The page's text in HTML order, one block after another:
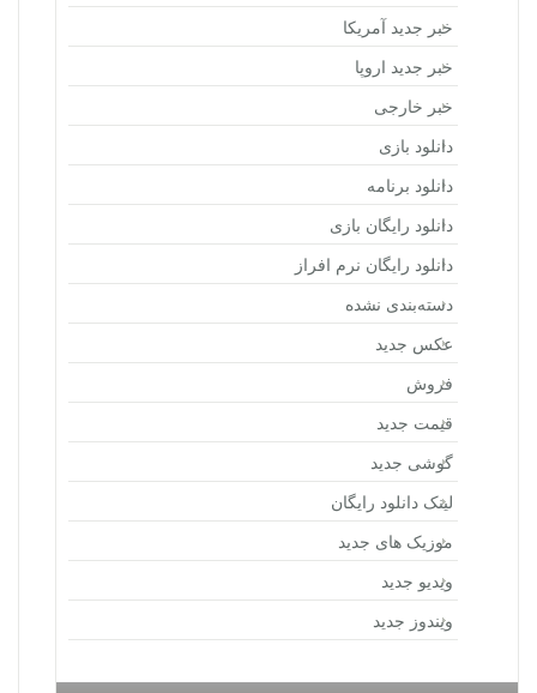
خبر جدید آمریکا
خبر جدید اروپا
خبر خارجی
دانلود بازی
دانلود برنامه
دانلود رایگان بازی
دانلود رایگان نرم افراز
دسته‌بندی نشده
عکس جدید
فروش
قیمت جدید
گوشی جدید
لینک دانلود رایگان
موزیک های جدید
ویدیو جدید
ویندوز جدید